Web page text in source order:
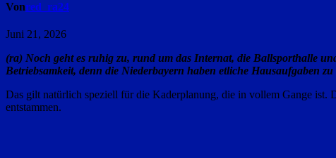
Vonred_ra24
Juni 21, 2026
(ra) Noch geht es ruhig zu, rund um das Internat, die Ballsporthalle
Betriebsamkeit, denn die Niederbayern haben etliche Hausaufgaben
Das gilt natürlich speziell für die Kaderplanung, die in vollem Gange ist.
entstammen.